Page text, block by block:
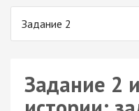
Задание 2
Задание 2